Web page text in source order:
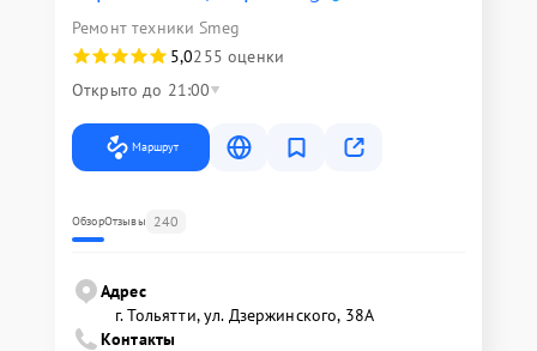
Ремонт техники Smeg
5,0255 оценки
Открыто до 21:00
Маршрут
ОбзорОтзывы 240
Адрес
г. Тольятти, ул. Дзержинского, 38А
Контакты